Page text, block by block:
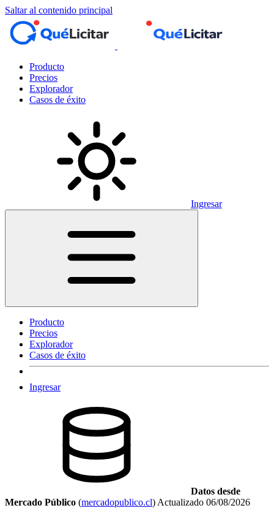
Saltar al contenido principal
Producto
Precios
Explorador
Casos de éxito
Ingresar
Producto
Precios
Explorador
Casos de éxito
Ingresar
Datos desde
Mercado Público (mercadopublico.cl) Actualizado 06/08/2026